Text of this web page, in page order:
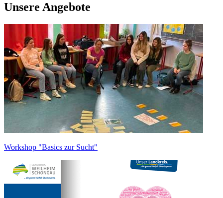
Unsere Angebote
Workshop "Basics zur Sucht"